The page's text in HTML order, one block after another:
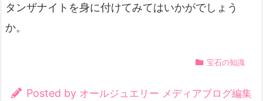
タンザナイトを身に付けてみてはいかがでしょう
か。
宝石の知識
Posted by オールジュエリー メディアブログ編集